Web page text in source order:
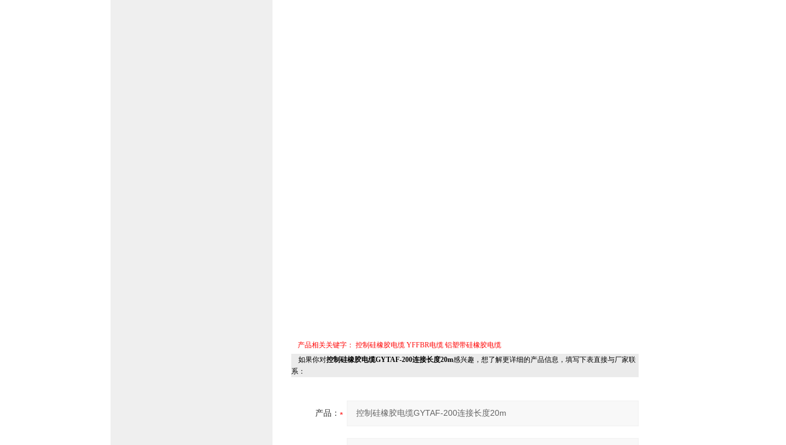
产品相关关键字： 控制硅橡胶电缆 YFFBR电缆 铝塑带硅橡胶电缆
如果你对控制硅橡胶电缆GYTAF-200连接长度20m感兴趣，想了解更详细的产品信息，填写下表直接与厂家联
系：
产品：